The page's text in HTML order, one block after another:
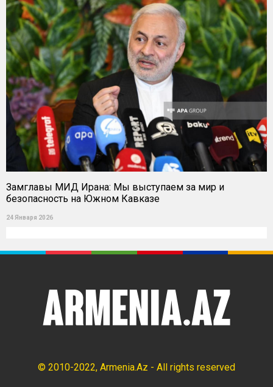
Замглавы МИД Ирана: Мы выступаем за мир и
безопасность на Южном Кавказе
24 Января 2026
© 2010-2022, Armenia.Az - All rights reserved